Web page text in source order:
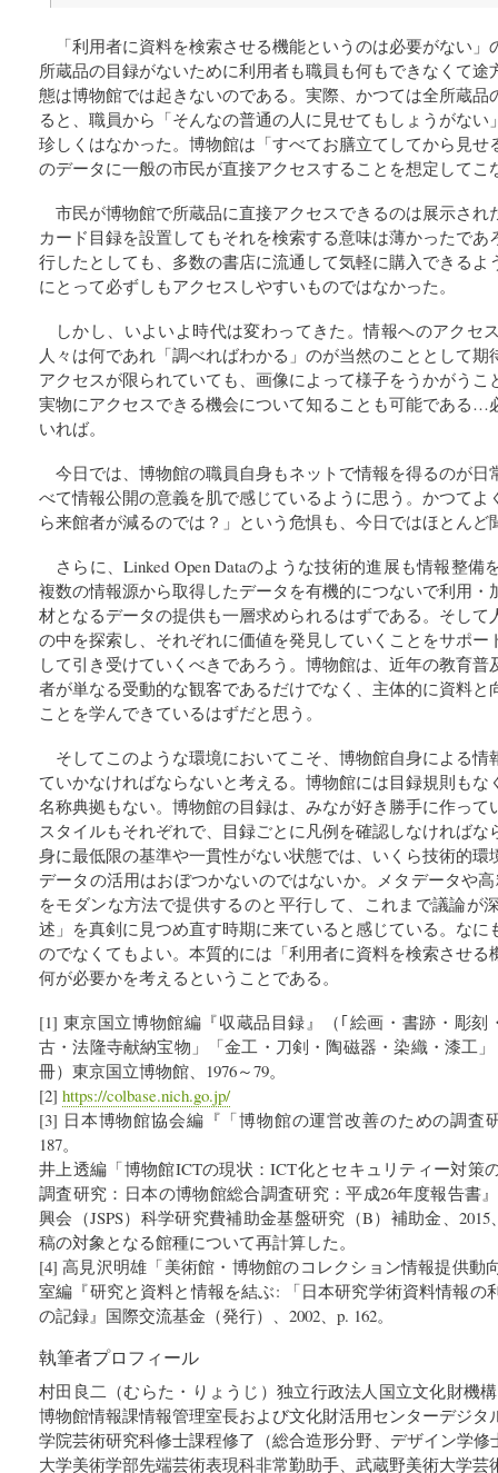
「利用者に資料を検索させる機能というのは必要がない
所蔵品の目録がないために利用者も職員も何もできなくて
態は博物館では起きないのである。実際、かつては全所蔵品
ると、職員から「そんなの普通の人に見せてもしょうがな
珍しくはなかった。博物館は「すべてお膳立てしてから見せ
のデータに一般の市民が直接アクセスすることを想定してこ
市民が博物館で所蔵品に直接アクセスできるのは展示され
カード目録を設置してもそれを検索する意味は薄かったで
行したとしても、多数の書店に流通して気軽に購入できるよ
にとって必ずしもアクセスしやすいものではなかった。
しかし、いよいよ時代は変わってきた。情報へのアクセ
人々は何であれ「調べればわかる」のが当然のこととして
アクセスが限られていても、画像によって様子をうかがう
実物にアクセスできる機会について知ることも可能である…
いれば。
今日では、博物館の職員自身もネットで情報を得るのが日
べて情報公開の意義を肌で感じているように思う。かつてよ
ら来館者が減るのでは？」という危惧も、今日ではほとんど
さらに、Linked Open Dataのような技術的進展も情報整
複数の情報源から取得したデータを有機的につないで利用・
材となるデータの提供も一層求められるはずである。そして
の中を探索し、それぞれに価値を発見していくことをサポー
して引き受けていくべきであろう。博物館は、近年の教育
者が単なる受動的な観客であるだけでなく、主体的に資料と
ことを学んできているはずだと思う。
そしてこのような環境においてこそ、博物館自身による
ていかなければならないと考える。博物館には目録規則もな
名称典拠もない。博物館の目録は、みなが好き勝手に作って
スタイルもそれぞれで、目録ごとに凡例を確認しなければ
身に最低限の基準や一貫性がない状態では、いくら技術的環
データの活用はおぼつかないのではないか。メタデータや
をモダンな方法で提供するのと平行して、これまで議論が
述」を真剣に見つめ直す時期に来ていると感じている。なに
のでなくてもよい。本質的には「利用者に資料を検索させる
何が必要かを考えるということである。
[1] 東京国立博物館編『収蔵品目録』（｢絵画・書跡・彫刻
古・法隆寺献納宝物」「金工・刀剣・陶磁器・染織・漆工
冊）東京国立博物館、1976～79。
[2] https://colbase.nich.go.jp/
[3] 日本博物館協会編『「博物館の運営改善のための調査
187。
井上透編「博物館ICTの現状：ICT化とセキュリティー対策
調査研究：日本の博物館総合調査研究：平成26年度報告書
興会（JSPS）科学研究費補助金基盤研究（B）補助金、
稿の対象となる館種について再計算した。
[4] 高見沢明雄「美術館・博物館のコレクション情報提供動
室編『研究と資料と情報を結ぶ: 「日本研究学術資料情報の
の記録』国際交流基金（発行）、2002、p. 162。
執筆者プロフィール
村田良二（むらた・りょうじ）独立行政法人国立文化財機
博物館情報課情報管理室長および文化財活用センターデジタ
学院芸術研究科修士課程修了（総合造形分野、デザイン学
大学美術学部先端芸術表現科非常勤助手、武蔵野美術大学